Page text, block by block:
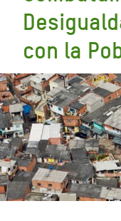
de
ayuda
a
la
navegación
con la